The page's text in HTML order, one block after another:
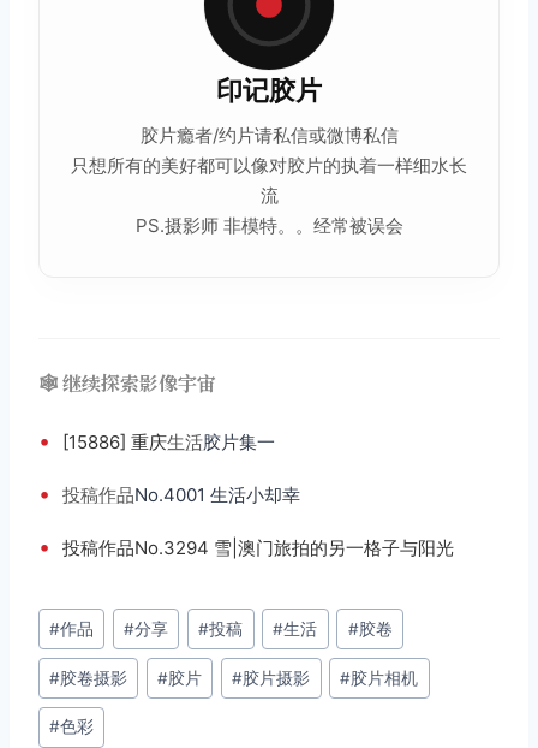
印记胶片
胶片瘾者/约片请私信或微博私信
只想所有的美好都可以像对胶片的执着一样细水长
流
PS.摄影师 非模特。。经常被误会
🕸️ 继续探索影像宇宙
• [15886] 重庆生活胶片集一
• 投稿作品No.4001 生活小却幸
• 投稿作品No.3294 雪|澳门旅拍的另一格子与阳光
文
章
标
签：
#作品 #分享 #投稿 #生活 #胶卷
#胶卷摄影 #胶片 #胶片摄影 #胶片相机
#色彩